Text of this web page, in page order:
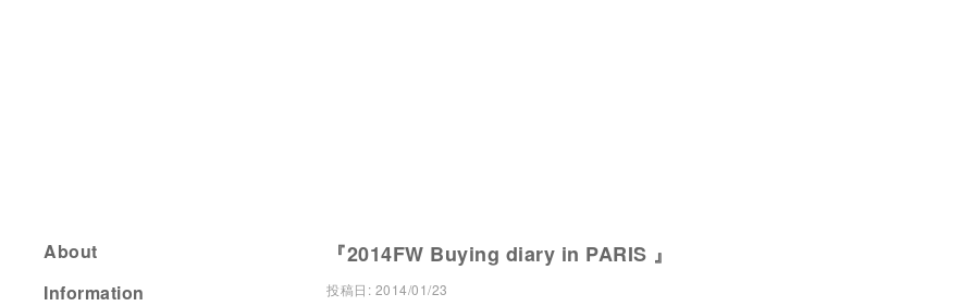
『2014FW Buying diary in PARIS 』
投稿日: 2014/01/23
About
Information